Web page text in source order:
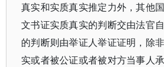
真实和实质真实推定力外，其他
文书证实质真实的判断交由法官
的判断则由举证人举证证明，除
实或者被公证或者被对方当事人